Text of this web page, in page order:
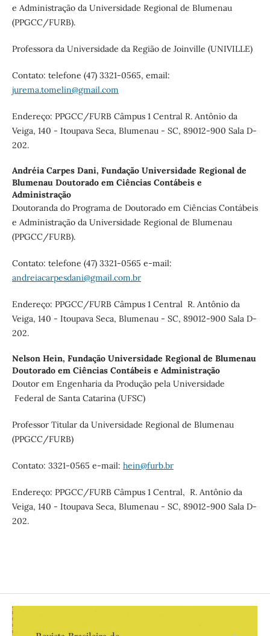
e Administração da Universidade Regional de Blumenau
(PPGCC/FURB).
Professora da Universidade da Região de Joinville (UNIVILLE)
Contato: telefone (47) 3321-0565, email:
jurema.tomelin@gmail.com
Endereço: PPGCC/FURB Câmpus 1 Central R. Antônio da
Veiga, 140 - Itoupava Seca, Blumenau - SC, 89012-900 Sala D-
202.
Andréia Carpes Dani, Fundação Universidade Regional de
Blumenau Doutorado em Ciências Contábeis e
Administração
Doutoranda do Programa de Doutorado em Ciências Contábeis
e Administração da Universidade Regional de Blumenau
(PPGCC/FURB).
Contato: telefone (47) 3321-0565 e-mail:
andreiacarpesdani@gmail.com.br
Endereço: PPGCC/FURB Câmpus 1 Central R. Antônio da
Veiga, 140 - Itoupava Seca, Blumenau - SC, 89012-900 Sala D-
202.
Nelson Hein, Fundação Universidade Regional de Blumenau
Doutorado em Ciências Contábeis e Administração
Doutor em Engenharia da Produção pela Universidade
Federal de Santa Catarina (UFSC)
Professor Titular da Universidade Regional de Blumenau
(PPGCC/FURB)
Contato: 3321-0565 e-mail: hein@furb.br
Endereço: PPGCC/FURB Câmpus 1 Central, R. Antônio da
Veiga, 140 - Itoupava Seca, Blumenau - SC, 89012-900 Sala D-
202.